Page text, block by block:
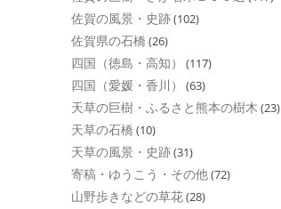
佐賀の風景・史跡(102)
佐賀県の石橋 (26)
四国（徳島・高知） (117)
四国（愛媛・香川） (63)
天草の巨樹・ふるさと熊本の樹木 (23)
天草の石橋 (10)
天草の風景・史跡(31)
寄稿・ゆうこう・その他(72)
山野歩きなどの草花(28)